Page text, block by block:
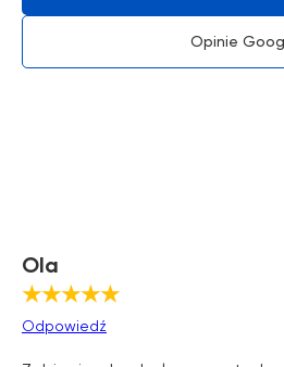
Opinie
Ola
★★★★★
Odpowiedź